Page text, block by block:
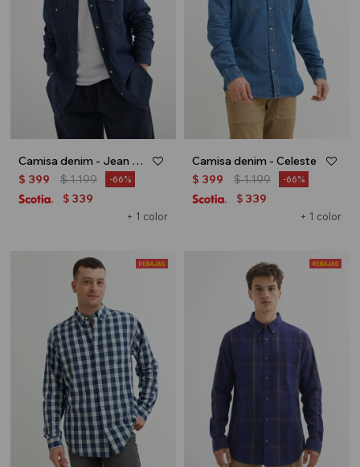
Camisa denim - Jean oscuro
+ 1 color
$ 399 $1.199 66
$ 339
Camisa denim - Celeste
+ 1 color
$ 399 $1.199 66
$ 339